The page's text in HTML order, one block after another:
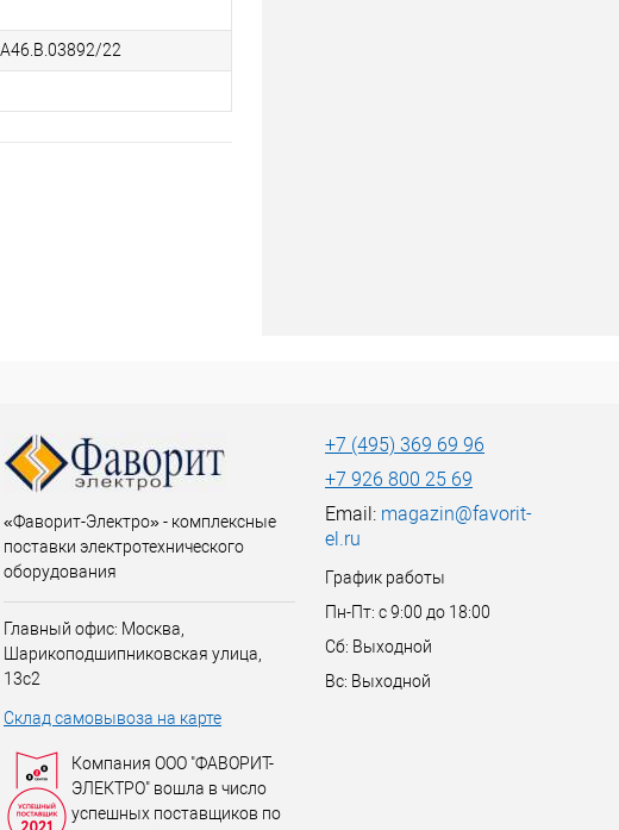
22
«Фаворит-Электро» - комплексные
поставки электротехнического
оборудования
Главный офис: Москва,
Шарикоподшипниковская улица,
13с2
Склад самовывоза на карте
Компания ООО "ФАВОРИТ-
ЭЛЕКТРО" вошла в число
успешных поставщиков по
+7 (495) 369 69 96
+7 926 800 25 69
Email: magazin@favorit-
el.ru
График работы
Пн-Пт: с 9:00 до 18:00
Сб: Выходной
Вс: Выходной